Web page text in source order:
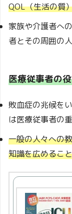
QOL（生活の質
家族や介護者へ
者とその周囲の
医療従事者の
敗血症の兆候を
は医療従事者の
一般の人々への
知識を広めるこ